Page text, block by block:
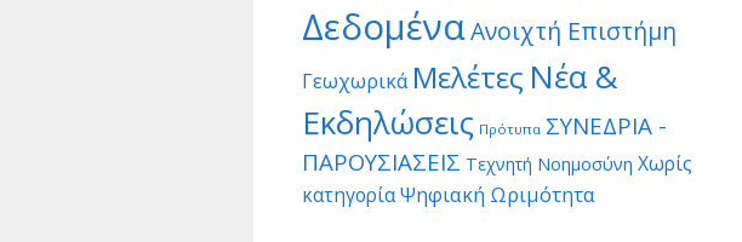
ΔεδομέναΑνοιχτή Επιστήμη
Γεωχωρικά Μελέτες Νέα &
Εκδηλώσεις Πρότυπα ΣΥΝΕΔΡΙΑ -
ΠΑΡΟΥΣΙΑΣΕΙΣ Τεχνητή Νοημοσύνη Χωρίς
κατηγορίαΨηφιακή Ωριμότητα